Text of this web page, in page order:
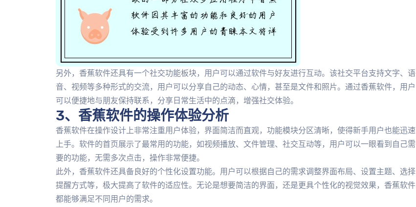
另外，香蕉软件还具有一个社交功能板块，用户可以通过软件与好友进行互动。该社交平台支持文字、语
音、视频等多种形式的交流，用户可以分享自己的动态、心情，甚至是文件和照片。通过香蕉软件，用户
可以便捷地与朋友保持联系，分享日常生活中的点滴，增强社交体验。
3、香蕉软件的操作体验分析
香蕉软件在操作设计上非常注重用户体验，界面简洁而直观，功能模块分区清晰，使得新手用户也能迅速
上手。软件的首页展示了最常用的功能，如视频播放、文件管理、社交互动等，用户可以一眼看到自己需
要的功能，无需多次点击，操作非常便捷。
此外，香蕉软件还具备良好的个性化设置功能。用户可以根据自己的需求调整界面布局、设置主题、选择
提醒方式等，极大提高了软件的适应性。无论是想要简洁的界面，还是更具个性化的视觉效果，香蕉软件
都能够满足不同用户的需求。